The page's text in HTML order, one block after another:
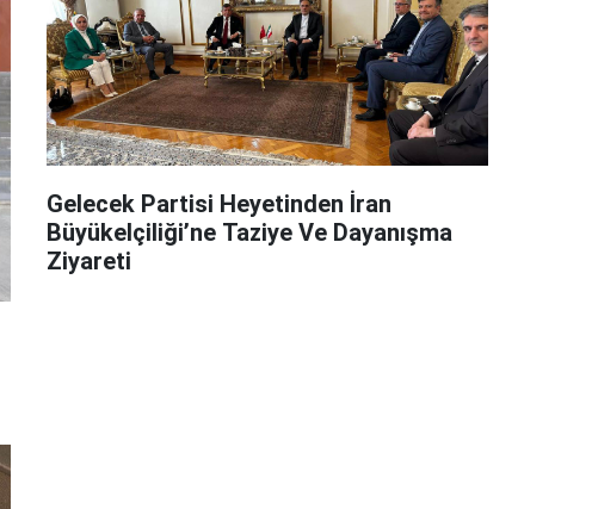
Gelecek Partisi Heyetinden İran
Büyükelçiliği’ne Taziye Ve Dayanışma
Ziyareti